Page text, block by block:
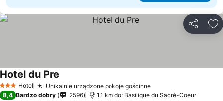
3 Kategoria
Hotel Unikalnie urządzone pokoje gościnne
Hotel du Pre
8,4 Bardzo dobry 2596 1.1 km do: Basilique du Sacré-Coeur